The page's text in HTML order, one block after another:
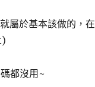
屬於基本該做的，在
都沒用~